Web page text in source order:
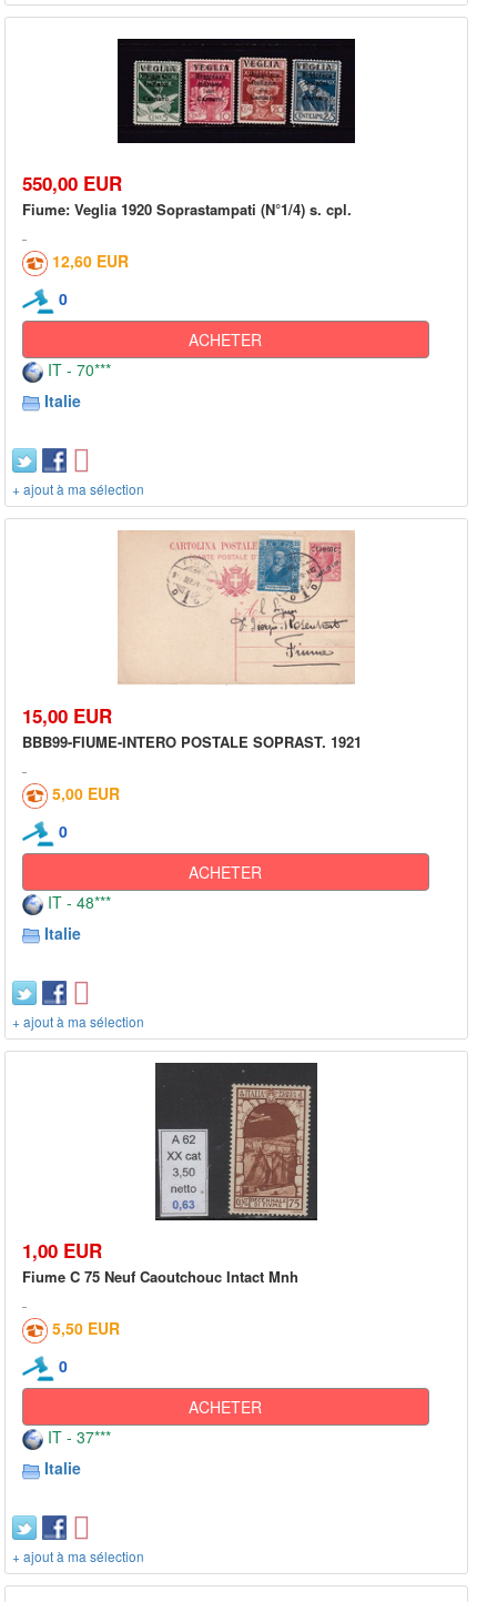
550,00 EUR
Fiume: Veglia 1920 Soprastampati (N°1/4) s. cpl.
12,60 EUR
0
ACHETER
IT - 70***
Italie
+ ajout à ma sélection
15,00 EUR
BBB99-FIUME-INTERO POSTALE SOPRAST. 1921
5,00 EUR
0
ACHETER
IT - 48***
Italie
+ ajout à ma sélection
1,00 EUR
Fiume C 75 Neuf Caoutchouc Intact Mnh
5,50 EUR
0
ACHETER
IT - 37***
Italie
+ ajout à ma sélection